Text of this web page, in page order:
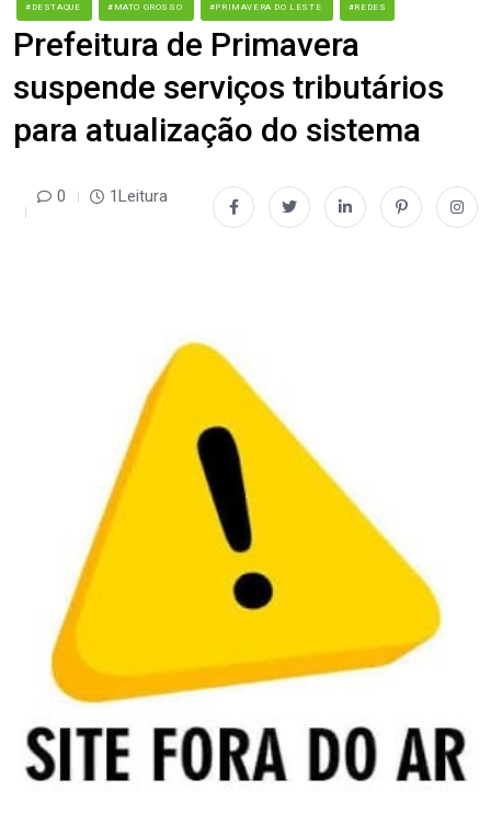
#DESTAQUE #MATO GROSSO #PRIMAVERA DO LESTE #REDES
Prefeitura de Primavera
suspende serviços tributários
para atualização do sistema
0 1Leitura